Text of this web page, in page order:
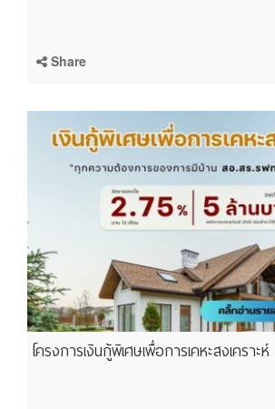
Share
โครงการเงินกู้พิเศษเพื่อการเคหะสงเคราะห์